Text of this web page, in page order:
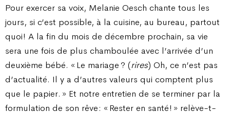
Pour exercer sa voix, Melanie Oesch chante tous les
jours, si c’est possible, à la cuisine, au bureau, partout
quoi ! A la fin du mois de décembre prochain, sa vie
sera une fois de plus chamboulée avec l’arrivée d’un
deuxième bébé. « Le mariage ? (rires) Oh, ce n’est pas
d’actualité. Il y a d’autres valeurs qui comptent plus
que le papier. » Et notre entretien de se terminer par la
formulation de son rêve : « Rester en santé ! » relève-t-